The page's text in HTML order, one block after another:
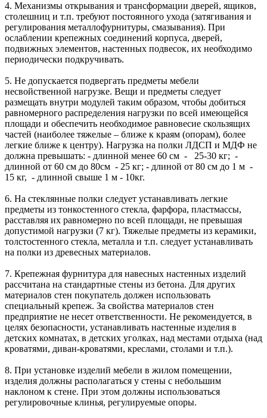
4. Механизмы открывания и трансформации дверей, ящиков,
столешниц и т.п. требуют постоянного ухода (затягивания и
регулирования металлофурнитуры, смазывания). При
ослаблении крепежных соединений корпуса, дверей,
подвижных элементов, настенных подвесок, их необходимо
периодически подкручивать.
5. Не допускается подвергать предметы мебели
несвойственной нагрузке. Вещи и предметы следует
размещать внутри модулей таким образом, чтобы добиться
равномерного распределения нагрузки по всей имеющейся
площади и обеспечить необходимое равновесие скользящих
частей (наиболее тяжелые – ближе к краям (опорам), более
легкие ближе к центру). Нагрузка на полки ЛДСП и МДФ не
должна превышать: - длинной менее 60 см - 25-30 кг; -
длинной от 60 см до 80см - 25 кг; - длиной от 80 см до 1 м -
15 кг, - длинной свыше 1 м - 10кг.
6. На стеклянные полки следует устанавливать легкие
предметы из тонкостенного стекла, фарфора, пластмассы,
расставляя их равномерно по всей площади, не превышая
допустимой нагрузки (7 кг). Тяжелые предметы из керамики,
толстостенного стекла, металла и т.п. следует устанавливать
на полки из древесных материалов.
7. Крепежная фурнитура для навесных настенных изделий
рассчитана на стандартные стены из бетона. Для других
материалов стен покупатель должен использовать
специальный крепеж. За свойства материалов стен
предприятие не несет ответственности. Не рекомендуется, в
целях безопасности, устанавливать настенные изделия в
детских комнатах, в детских уголках, над местами отдыха (над
кроватями, диван-кроватями, креслами, столами и т.п.).
8. При установке изделий мебели в жилом помещении,
изделия должны располагаться у стены с небольшим
наклоном к стене. При этом должны использоваться
регулировочные клинья, регулируемые опоры.